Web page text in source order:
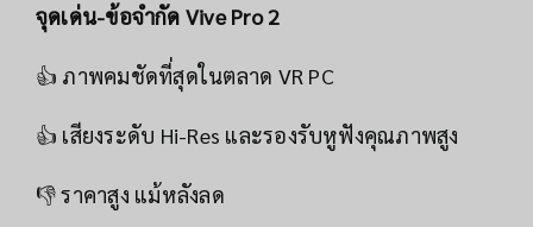
จุดเด่น-ข้อจำกัด Vive Pro 2
👍 ภาพคมชัดที่สุดในตลาด VR PC
👍 เสียงระดับ Hi-Res และรองรับหูฟังคุณภาพสูง
👎 ราคาสูง แม้หลังลด